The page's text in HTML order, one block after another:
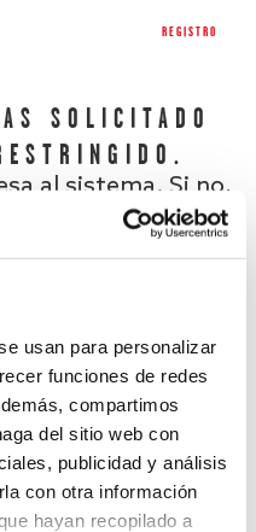
usan para personalizar
funciones de redes
compartimos
del sitio web con
publicidad y análisis
con otra información
hayan recopilado a
REGISTRO
SOLICITADO
al sistema. Si no,